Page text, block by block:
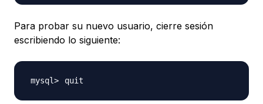
Para probar su nuevo usuario, cierre sesión
escribiendo lo siguiente: